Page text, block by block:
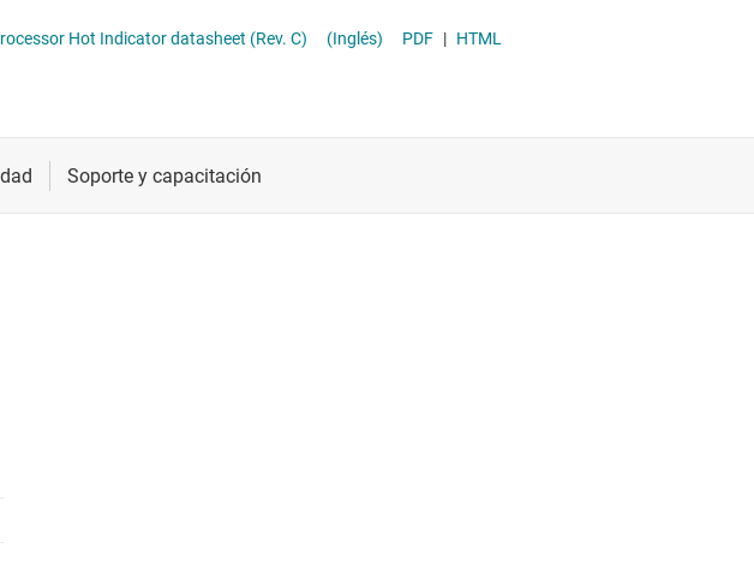
bq2477x NVDC Battery Charge Controller With System Power Monitor and Processor Hot Indicator datasheet (Rev. C) (Inglés) PDF | HTML